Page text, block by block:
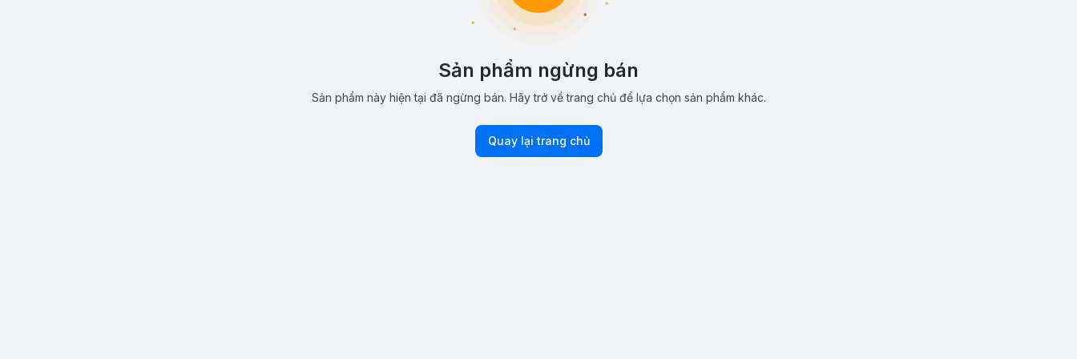
Sản phẩm ngừng bán
Sản phẩm này hiện tại đã ngừng bán. Hãy trở về trang chủ để lựa chọn sản phẩm khác.
Quay lại trang chủ